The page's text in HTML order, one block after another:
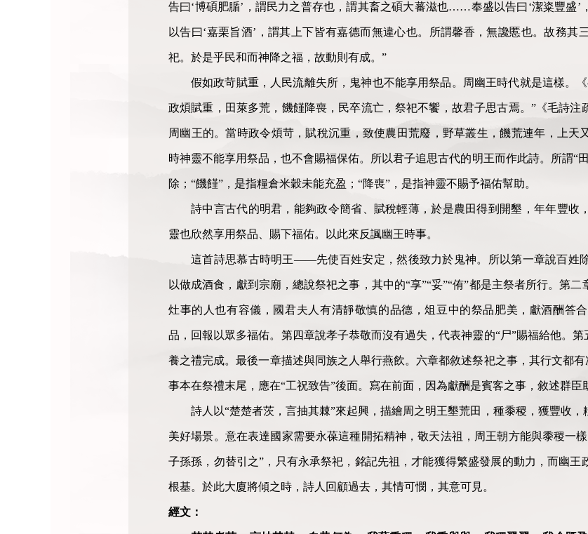
告曰‘博碩肥腯’，謂民力之普存也，謂其畜之碩大蕃滋也……奉盛以告曰‘潔粢豐盛’
以告曰‘嘉栗旨酒’，謂其上下皆有嘉德而無違心也。所謂馨香，無讒慝也。故務其
祀。於是乎民和而神降之福，故動則有成。”
假如政苛賦重，人民流離失所，鬼神也不能享用祭品。周幽王時代就是這樣。
政煩賦重，田萊多荒，饑饉降喪，民卒流亡，祭祀不饗，故君子思古焉。”《毛詩注
周幽王的。當時政令煩苛，賦稅沉重，致使農田荒廢，野草叢生，饑荒連年，上天
時神靈不能享用祭品，也不會賜福保佑。所以君子追思古代的明王而作此詩。所謂“
除；“饑饉”，是指糧倉米穀未能充盈；“降喪”，是指神靈不賜予福佑幫助。
詩中言古代的明君，能夠政令簡省、賦稅輕薄，於是農田得到開墾，年年豐收
靈也欣然享用祭品、賜下福佑。以此來反諷幽王時事。
這首詩思慕古時明王——先使百姓安定，然後致力於鬼神。所以第一章說百姓
以做成酒食，獻到宗廟，總說祭祀之事，其中的“享”“妥”“侑”都是主祭者所行。第
灶事的人也有容儀，國君夫人有清靜敬慎的品德，俎豆中的祭品肥美，獻酒酬答
品，回報以眾多福佑。第四章說孝子恭敬而沒有過失，代表神靈的“尸”賜福給他。
養之禮完成。最後一章描述與同族之人舉行燕飲。六章都敘述祭祀之事，其行文都
事本在祭禮末尾，應在“工祝致告”後面。寫在前面，因為獻酬是賓客之事，敘述群臣
詩人以“楚楚者茨，言抽其棘”來起興，描繪周之明王墾荒田，種黍稷，獲豐收
美好場景。意在表達國家需要永葆這種開拓精神，敬天法祖，周王朝方能與黍稷一
子孫孫，勿替引之”，只有永承祭祀，銘記先祖，才能獲得繁盛發展的動力，而幽王
根基。於此大廈將傾之時，詩人回顧過去，其情可憫，其意可見。
經文：